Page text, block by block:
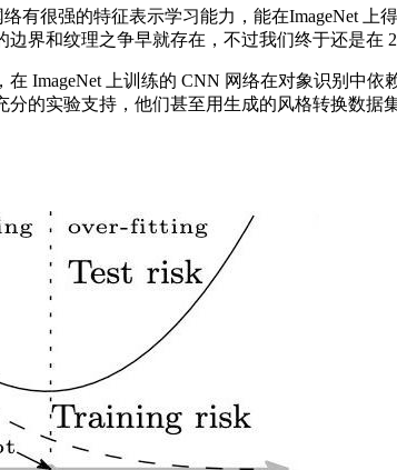
很强的特征表示学习能力，能在ImageNet 上
界和纹理之争早就存在，不过我们终于还是在
ImageNet 上训练的 CNN 网络在对象识别中依
分的实验支持，他们甚至用生成的风格转换数